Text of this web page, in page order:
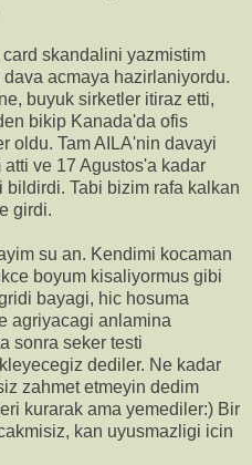
skandalini yazmistim
dava acmaya hazirlaniyordu.
buyuk sirketler itiraz etti,
bikip Kanada'da ofis
oldu. Tam AILA'nin davayi
ve 17 Agustos'a kadar
Tabi bizim rafa kalkan
girdi.
su an. Kendimi kocaman
boyum kisaliyormus gibi
bayagi, hic hosuma
agriyacagi anlamina
sonra seker testi
dediler. Ne kadar
zahmet etmeyin dedim
kurarak ama yemediler:) Bir
kan uyusmazligi icin